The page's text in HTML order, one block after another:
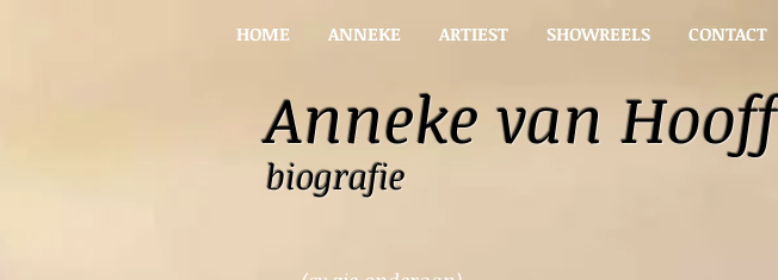
HOME ANNEKE ARTIEST SHOWREELS CONTACT
Anneke van Hooff
biografie